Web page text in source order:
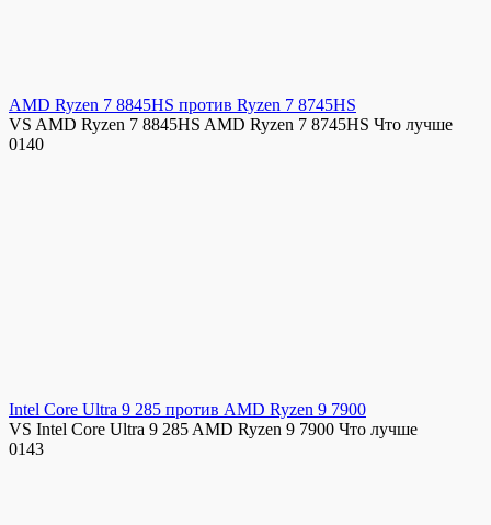
AMD Ryzen 7 8845HS против Ryzen 7 8745HS
VS AMD Ryzen 7 8845HS AMD Ryzen 7 8745HS Что лучше
0140
Intel Core Ultra 9 285 против AMD Ryzen 9 7900
VS Intel Core Ultra 9 285 AMD Ryzen 9 7900 Что лучше
0143